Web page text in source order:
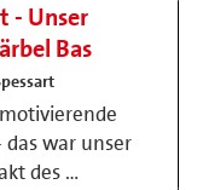
- Unser
Bas
das war unser
des …